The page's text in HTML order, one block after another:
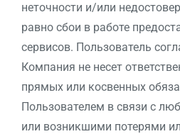
неточности и/или
равно сбои в работе
сервисов. Пользователь
Компания не несет
прямых или косвенных
Пользователем в связи с
или возникшими потерями